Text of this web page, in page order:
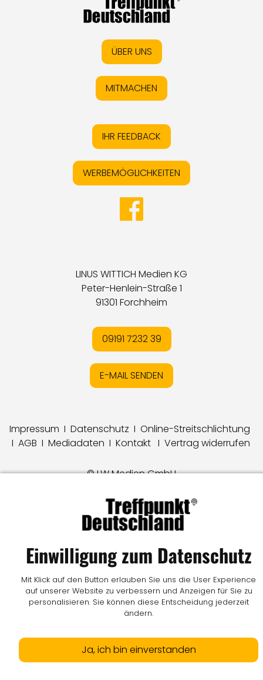
ÜBER UNS
MITMACHEN
IHR FEEDBACK
WERBEMÖGLICHKEITEN
LINUS WITTICH Medien KG
Peter-Henlein-Straße 1
91301 Forchheim
09191 7232 39
E-MAIL SENDEN
Impressum I Datenschutz I Online-Streitschlichtung
I AGB I Mediadaten I Kontakt I Vertrag widerrufen
© LW Medien GmbH
Einwilligung zum Datenschutz
Mit Klick auf den Button erlauben Sie uns die User Experience
auf unserer Website zu verbessern und Anzeigen für Sie zu
personalisieren. Sie können diese Entscheidung jederzeit
ändern.
Ja, ich bin einverstanden